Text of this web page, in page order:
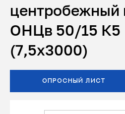
центробежный
ОНЦв 50/15 К5
(7,5х3000)
ОПРОСНЫЙ ЛИСТ